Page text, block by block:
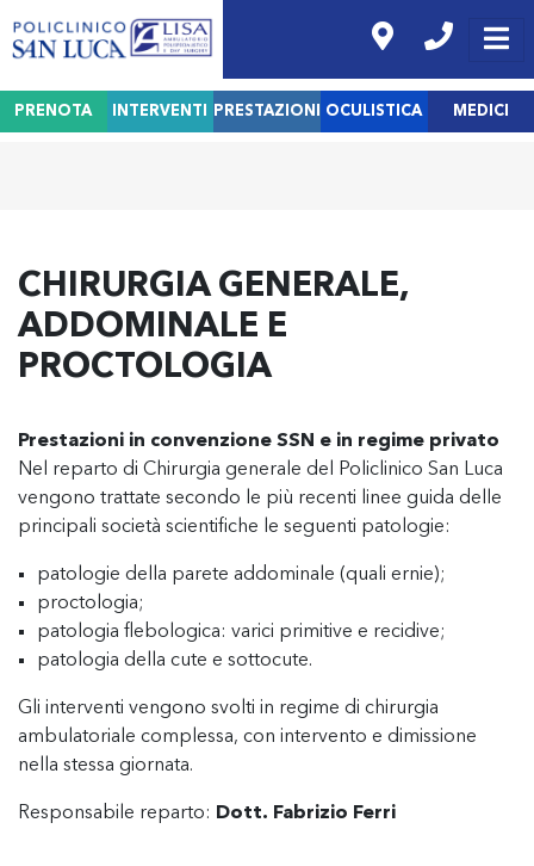
PRENOTA INTERVENTI PRESTAZIONI OCULISTICA MEDICI
CHIRURGIA GENERALE,
ADDOMINALE E
PROCTOLOGIA
Prestazioni in convenzione SSN e in regime privato
Nel reparto di Chirurgia generale del Policlinico San Luca
vengono trattate secondo le più recenti linee guida delle
principali società scientifiche le seguenti patologie:
patologie della parete addominale (quali ernie);
proctologia;
patologia flebologica: varici primitive e recidive;
patologia della cute e sottocute.
Gli interventi vengono svolti in regime di chirurgia
ambulatoriale complessa, con intervento e dimissione
nella stessa giornata.
Responsabile reparto: Dott. Fabrizio Ferri